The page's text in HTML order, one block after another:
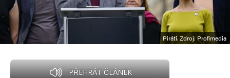
Piráti. Zdroj: Profimedia
PŘEHRÁT ČLÁNEK